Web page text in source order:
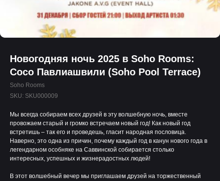
Новогодняя ночь 2025 в Soho Rooms:
Сосо Павлиашвили (Soho Pool Terrace)
Soho Rooms
SKU: SKU000009
Мы всегда собираем всех друзей в эту волшебную ночь, вместе
провожаем старый и громко встречаем новый год! Как новый год
встретишь – так его и проведешь, гласит народная пословица.
Наверно, это одна из причин, почему каждый год в канун нового года в
легендарном особняке на Саввинской собирается столько
интересных, успешных и жизнерадостных людей!
В этот волшебный вечер мы приглашаем друзей на торжественный